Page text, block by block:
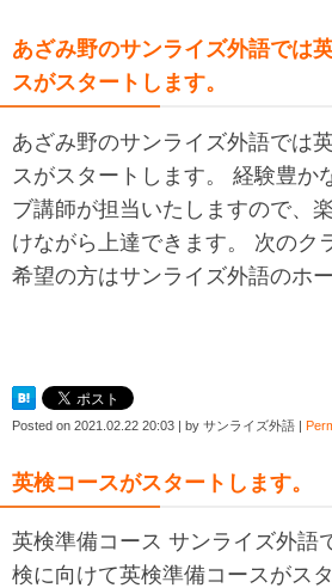
あざみ野のサンライズ外語では
スがスタートします。
あざみ野のサンライズ外語では
スがスタートします。 経験豊か
ブ講師が担当いたしますので、
けながら上達できます。 次のク
希望の方はサンライズ外語のホ
Posted on 2021.02.22 20:03 | by サンライズ外語 |
英検コースがスタートします。
英検準備コース サンライズ外
検に向けて英検準備コースがス